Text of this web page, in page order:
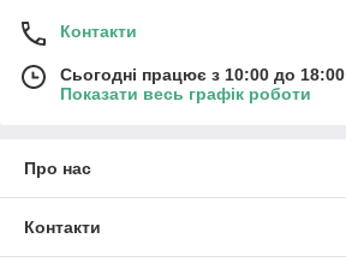
Контакти
Сьогодні працює з 10:00 до 18:00
Показати весь графік роботи
Про нас
Контакти